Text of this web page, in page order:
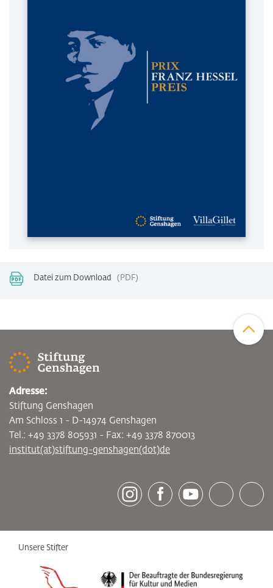
Datei zum Download PDF
[socialLinksTitle]
Adresse:
Stiftung Genshagen
Am Schloss 1 - D-14974 Genshagen
Tel.: +49 3378 805931 - Fax: +49 3378 870013
institut(at)stiftung-genshagen(dot)de
Unsere Stifter